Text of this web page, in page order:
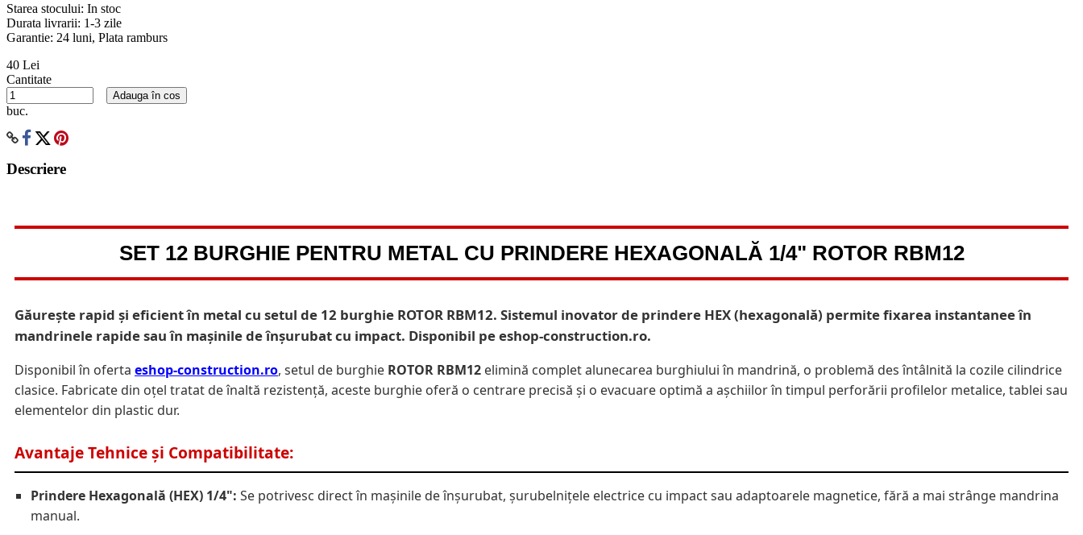
Starea stocului: In stoc
Durata livrarii: 1-3 zile
Garantie: 24 luni, Plata ramburs
40 Lei
Cantitate
buc.
Adauga în cos
Descriere
SET 12 BURGHIE PENTRU METAL CU PRINDERE HEXAGONALĂ 1/4" ROTOR RBM12
Găurește rapid și eficient în metal cu setul de 12 burghie ROTOR RBM12. Sistemul inovator de prindere HEX (hexagonală) permite fixarea instantanee în
mandrinele rapide sau în mașinile de înșurubat cu impact. Disponibil pe eshop-construction.ro.
Disponibil în oferta eshop-construction.ro, setul de burghie ROTOR RBM12 elimină complet alunecarea burghiului în mandrină, o problemă des întâlnită la cozile cilindrice
clasice. Fabricate din oțel tratat de înaltă rezistență, aceste burghie oferă o centrare precisă și o evacuare optimă a așchiilor în timpul perforării profilelor metalice, tablei sau
elementelor din plastic dur.
Avantaje Tehnice și Compatibilitate:
Prindere Hexagonală (HEX) 1/4": Se potrivesc direct în mașinile de înșurubat, șurubelnițele electrice cu impact sau adaptoarele magnetice, fără a mai strânge mandrina
manual.